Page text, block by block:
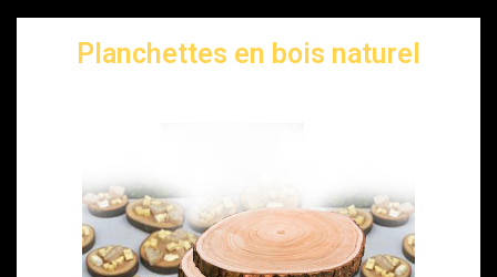
Planchettes en bois naturel